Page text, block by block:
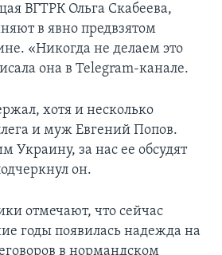
ВГТРК Ольга Скабеева,
в явно предвзятом
«Никогда не делаем это
она в Telegram-канале.
хотя и несколько
и муж Евгений Попов.
Украину, за нас ее обсудят
он.
отмечают, что сейчас
годы появилась надежда на
в нормандском